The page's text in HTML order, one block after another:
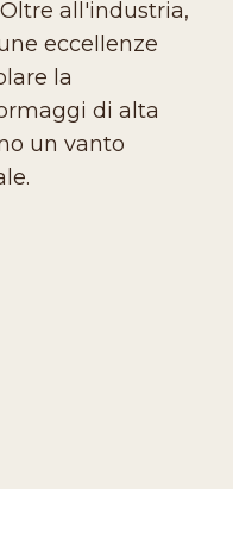
all'industria,
eccellenze
la
di alta
un vanto